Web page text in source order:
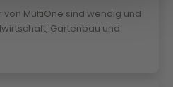
MultiOne sind wendig und
Gartenbau und